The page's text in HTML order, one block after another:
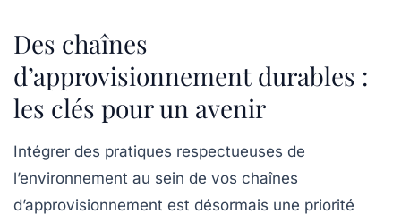
Des chaînes
d’approvisionnement durables :
les clés pour un avenir
Intégrer des pratiques respectueuses de
l’environnement au sein de vos chaînes
d’approvisionnement est désormais une priorité